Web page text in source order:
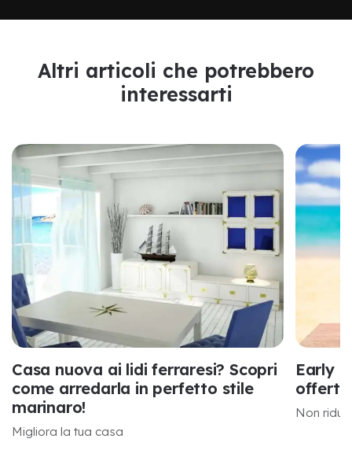
Altri articoli che potrebbero
interessarti
Casa nuova ai lidi ferraresi? Scopri
come arredarla in perfetto stile
marinaro!
Migliora la tua casa
Early
Non